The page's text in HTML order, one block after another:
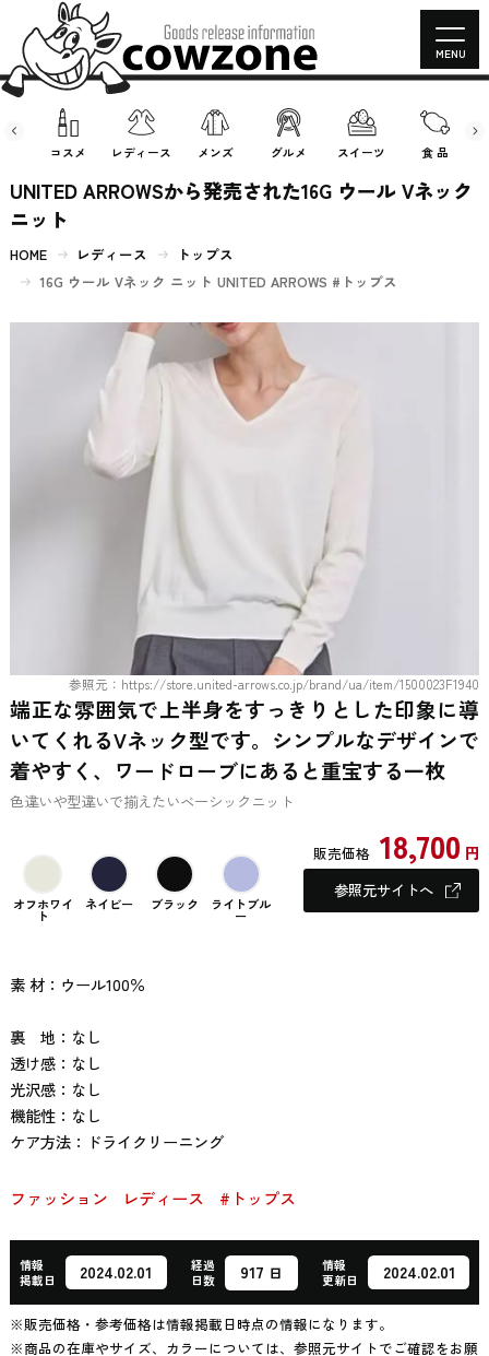
コスメ レディース メンズ グルメ スイーツ 食 品
MENU
UNITED ARROWSから発売された16G ウール Vネック
ニット
HOME レディース
トップス
16G ウール Vネック ニット UNITED ARROWS #トップス
参照元：https://store.united-arrows.co.jp/brand/ua/item/1500023F1940
端正な雰囲気で上半身をすっきりとした印象に導
いてくれるVネック型です。シンプルなデザインで
着やすく、ワードローブにあると重宝する一枚
色違いや型違いで揃えたいベーシックニット
オフホワイ
ト
ネイビー ブラック ライトブル
ー
販売価格 18,700 円
参照元サイトへ
素 材：ウール100％
裏 地：なし
透け感：なし
光沢感：なし
機能性：なし
ケア方法：ドライクリーニング
ファッション レディース #トップス
情報
掲載日
2024.02.01
経過
日数
917 日
情報
更新日
2024.02.01
※販売価格・参考価格は情報掲載日時点の情報になります。
※商品の在庫やサイズ、カラーについては、参照元サイトでご確認をお願